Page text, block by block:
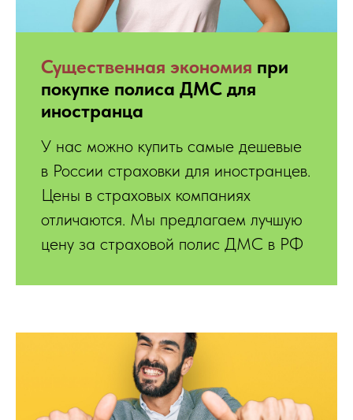
Существенная экономия при
покупке полиса ДМС для
иностранца
У нас можно купить самые дешевые
в России страховки для иностранцев.
Цены в страховых компаниях
отличаются. Мы предлагаем лучшую
цену за страховой полис ДМС в РФ